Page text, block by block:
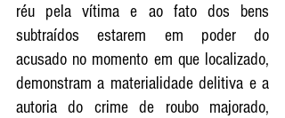
réu pela vítima e ao fato dos bens
subtraídos estarem em poder do
acusado no momento em que localizado,
demonstram a materialidade delitiva e a
autoria do crime de roubo majorado,